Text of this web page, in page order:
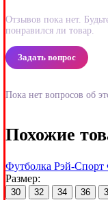
Отзывов пока нет.
понравился ли товар.
Задать вопрос
Пока нет вопросов об
Похожие
Футболка Рэй-
Размер:
30 32 34 36